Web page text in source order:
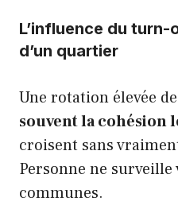
L’influence du
d’un quartier
Une rotation élevée
souvent la cohésion
croisent sans
Personne ne
communes.